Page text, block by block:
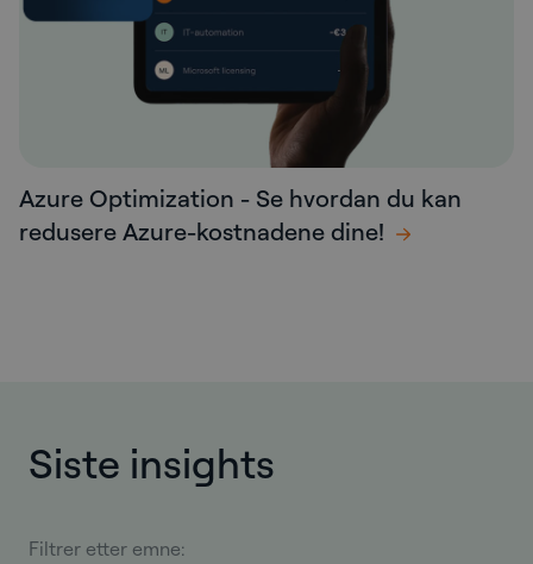
Azure Optimization - Se hvordan du kan
redusere Azure-kostnadene dine!
Siste insights
Filtrer etter emne: